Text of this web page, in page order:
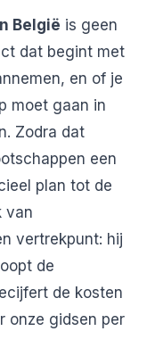
België is geen
dat begint met
en of je
moet gaan in
Zodra dat
een
plan tot de
van
vertrekpunt: hij
de
de kosten
onze gidsen per